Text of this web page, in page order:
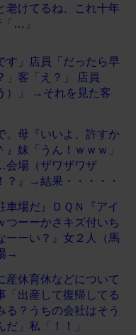
老けてるね、これ十年
…」
す」店員「だったら早
」客「え？」 店員
）」 →それを見た客
。母『いいよ、許すか
』妹「うん！ｗｗｗ」
場（ザワザワザ
？』→結果・・・・・
車場だ』ＤＱＮ『アイ
つーーかさキズ付いち
ーーい？』女２人（馬
→
産休育休などについて
「出産して復帰してる
る？うちの会社はそう
」私「！！」